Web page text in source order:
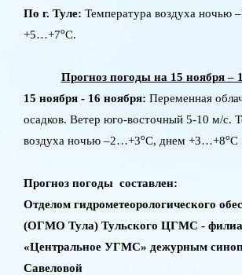
По г. Туле: Температура воздуха ночью
+5…+7оС.
Прогноз погоды на 15 ноября–
15 ноября - 16 ноября: Переменная
осадков. Ветер юго-восточный 5-10 м/с.
воздуха ночью ‒2…+3оС, днем +3…+8оС
Прогноз погоды составлен:
Отделом гидрометеорологического
(ОГМО Тула) Тульского ЦГМС -
«Центральное УГМС» дежурным
Савеловой